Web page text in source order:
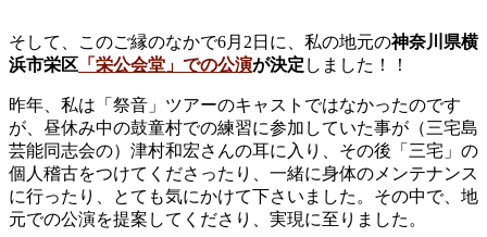
そして、このご縁のなかで6月2日に、私の地元の神奈川県横
浜市栄区 「栄公会堂」での公演が決定 しました！！
昨年、私は「祭音」ツアーのキャストではなかったのです
が、昼休み中の鼓童村での練習に参加していた事が（三宅島
芸能同志会の）津村和宏さんの耳に入り、その後「三宅」の
個人稽古をつけてくださったり、一緒に身体のメンテナンス
に行ったり、とても気にかけて下さいました。その中で、地
元での公演を提案してくださり、実現に至りました。